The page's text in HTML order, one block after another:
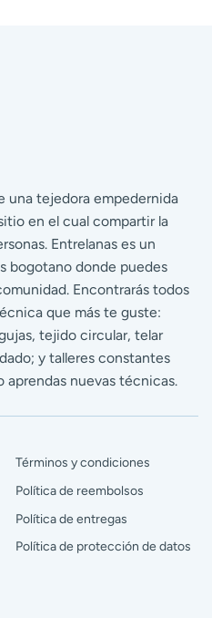
una tejedora empedernida
en el cual compartir la
Entrelanas es un
bogotano donde puedes
Encontrarás todos
que más te guste:
tejido circular, telar
y talleres constantes
aprendas nuevas técnicas.
Términos y condiciones
Política de reembolsos
Política de entregas
Política de protección de datos